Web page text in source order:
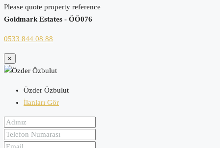
Please quote property reference
Goldmark Estates - ÖÖ076
0533 844 08 88
×
Özder Özbulut
İlanları Gör